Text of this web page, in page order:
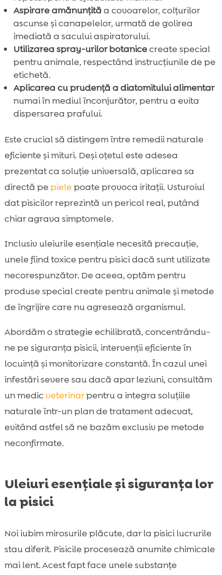
Aspirare amănunțită a covoarelor, colțurilor
ascunse și canapelelor, urmată de golirea
imediată a sacului aspiratorului.
Utilizarea spray-urilor botanicecreate special
pentru animale, respectând instrucțiunile de pe
etichetă.
Aplicarea cu prudență a diatomitului alimentar
numai în mediul înconjurător, pentru a evita
dispersarea prafului.
Este crucial să distingem între remedii naturale
eficiente și mituri. Deși oțetul este adesea
prezentat ca soluție universală, aplicarea sa
directă pe piele poate provoca iritații. Usturoiul
dat pisicilor reprezintă un pericol real, putând
chiar agrava simptomele.
Inclusiv uleiurile esențiale necesită precauție,
unele fiind toxice pentru pisici dacă sunt utilizate
necorespunzător. De aceea, optăm pentru
produse special create pentru animale și metode
de îngrijire care nu agresează organismul.
Abordăm o strategie echilibrată, concentrându-
ne pe siguranța pisicii, intervenții eficiente în
locuință și monitorizare constantă. În cazul unei
infestări severe sau dacă apar leziuni, consultăm
un medic veterinarpentru a integra soluțiile
naturale într-un plan de tratament adecvat,
evitând astfel să ne bazăm exclusiv pe metode
neconfirmate.
Uleiuri esențiale și siguranța lor
la pisici
Noi iubim mirosurile plăcute, dar la pisici lucrurile
stau diferit. Pisicile procesează anumite chimicale
mai lent. Acest fapt face unele substanțe